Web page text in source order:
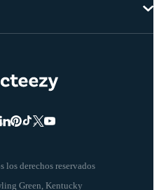
derechos reservados